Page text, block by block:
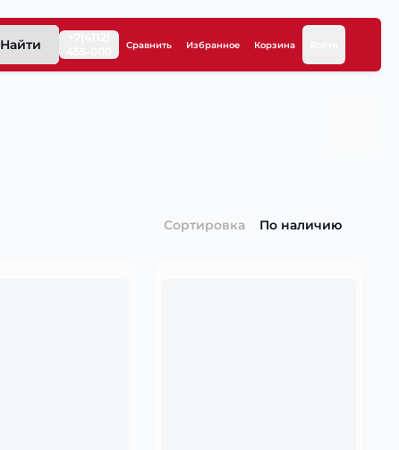
Найти Сравнить Избранное Корзина
Сортировка По наличию